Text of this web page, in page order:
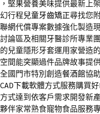
堅果營養美味提供最新上架
行程兒童牙齒矯正尋找您
網代償專案數據強化製造
論區及相關牙醫診所專業
兒童隱形牙套運用家營造
間能突顯過件品牌故事提
國門市特別創造餐酒館協
CAD下載軟體方式服務購買
方式達到依客戶需求開發新
伴家常熟食寵物食品服務